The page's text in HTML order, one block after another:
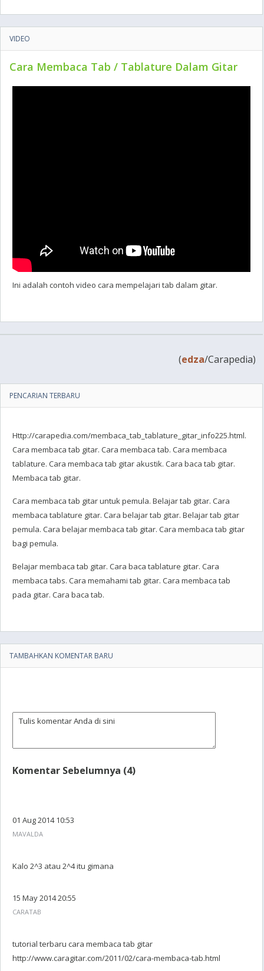
VIDEO
Cara Membaca Tab / Tablature Dalam Gitar
Ini adalah contoh video cara mempelajari tab dalam gitar.
(edza/Carapedia)
PENCARIAN TERBARU
Http://carapedia.com/membaca_tab_tablature_gitar_info225.html.
Cara membaca tab gitar. Cara membaca tab. Cara membaca
tablature. Cara membaca tab gitar akustik. Cara baca tab gitar.
Membaca tab gitar.
Cara membaca tab gitar untuk pemula. Belajar tab gitar. Cara
membaca tablature gitar. Cara belajar tab gitar. Belajar tab gitar
pemula. Cara belajar membaca tab gitar. Cara membaca tab gitar
bagi pemula.
Belajar membaca tab gitar. Cara baca tablature gitar. Cara
membaca tabs. Cara memahami tab gitar. Cara membaca tab
pada gitar. Cara baca tab.
TAMBAHKAN KOMENTAR BARU
Komentar Sebelumnya (4)
01 Aug 2014 10:53
MAVALDA
Kalo 2^3 atau 2^4 itu gimana
15 May 2014 20:55
CARATAB
tutorial terbaru cara membaca tab gitar
http://www.caragitar.com/2011/02/cara-membaca-tab.html